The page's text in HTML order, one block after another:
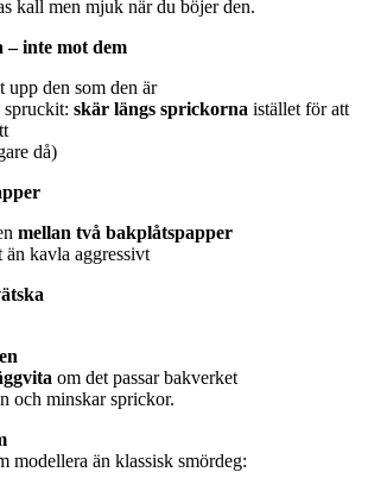
kall men mjuk när du böjer den.
– inte mot dem
den som den är
spruckit: skär längs sprickorna istället för att
då)
mellan två bakplåtspapper
kavla aggressivt
om det passar bakverket
och minskar sprickor.
modellera än klassisk smördeg: